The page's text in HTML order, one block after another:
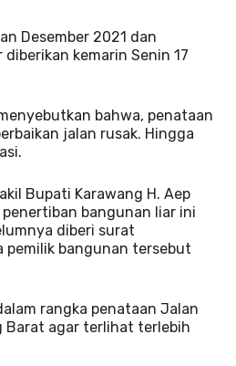
Desember 2021 dan
kemarin Senin 17
bahwa, penataan
jalan rusak. Hingga
Bupati Karawang H. Aep
bangunan liar ini
diberi surat
pemilik bangunan tersebut
rangka penataan Jalan
Barat agar terlihat terlebih